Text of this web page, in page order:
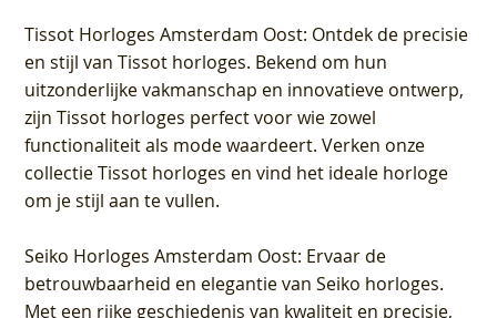
Tissot Horloges Amsterdam Oost: Ontdek de precisie
en stijl van Tissot horloges. Bekend om hun
uitzonderlijke vakmanschap en innovatieve ontwerp,
zijn Tissot horloges perfect voor wie zowel
functionaliteit als mode waardeert. Verken onze
collectie Tissot horloges en vind het ideale horloge
om je stijl aan te vullen.
Seiko Horloges Amsterdam Oost: Ervaar de
betrouwbaarheid en elegantie van Seiko horloges.
Met een rijke geschiedenis van kwaliteit en precisie,